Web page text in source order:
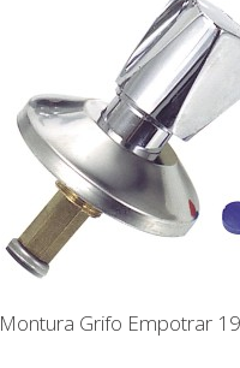
Montura Grifo Empotrar